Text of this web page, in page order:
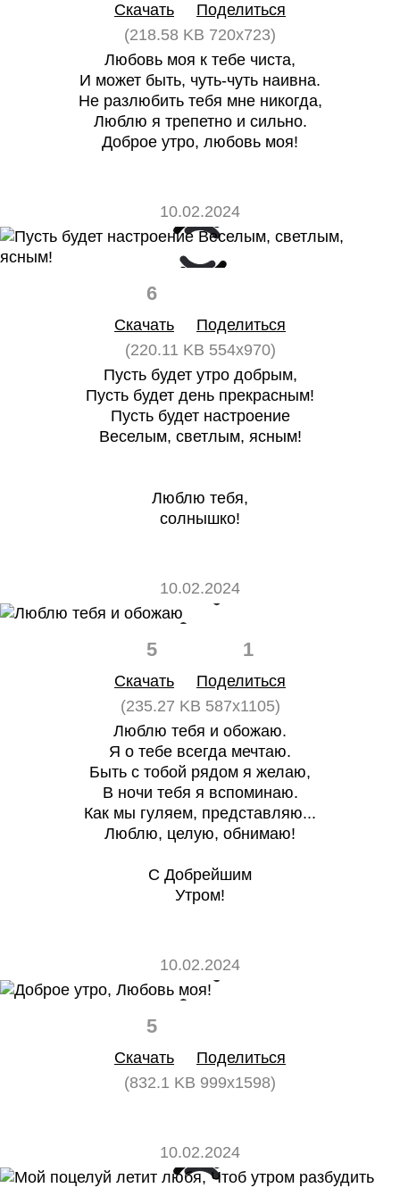
Скачать
Поделиться
(218.58 KB 720x723)
Любовь моя к тебе чиста,
И может быть, чуть-чуть наивна.
Не разлюбить тебя мне никогда,
Люблю я трепетно и сильно.
Доброе утро, любовь моя!
10.02.2024
6
Скачать
Поделиться
(220.11 KB 554x970)
Пусть будет утро добрым,
Пусть будет день прекрасным!
Пусть будет настроение
Веселым, светлым, ясным!
Люблю тебя,
солнышко!
10.02.2024
5 1
Скачать
Поделиться
(235.27 KB 587x1105)
Люблю тебя и обожаю.
Я о тебе всегда мечтаю.
Быть с тобой рядом я желаю,
В ночи тебя я вспоминаю.
Как мы гуляем, представляю...
Люблю, целую, обнимаю!
С Добрейшим
Утром!
10.02.2024
5
Скачать
Поделиться
(832.1 KB 999x1598)
10.02.2024